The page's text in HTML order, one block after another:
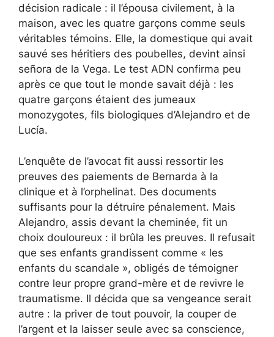
décision radicale : il l’épousa civilement, à la
maison, avec les quatre garçons comme seuls
véritables témoins. Elle, la domestique qui avait
sauvé ses héritiers des poubelles, devint ainsi
señora de la Vega. Le test ADN confirma peu
après ce que tout le monde savait déjà : les
quatre garçons étaient des jumeaux
monozygotes, fils biologiques d’Alejandro et de
Lucía.
L’enquête de l’avocat fit aussi ressortir les
preuves des paiements de Bernarda à la
clinique et à l’orphelinat. Des documents
suffisants pour la détruire pénalement. Mais
Alejandro, assis devant la cheminée, fit un
choix douloureux : il brûla les preuves. Il refusait
que ses enfants grandissent comme « les
enfants du scandale », obligés de témoigner
contre leur propre grand-mère et de revivre le
traumatisme. Il décida que sa vengeance serait
autre : la priver de tout pouvoir, la couper de
l’argent et la laisser seule avec sa conscience,